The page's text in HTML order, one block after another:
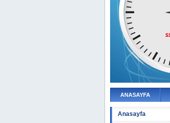
ANASAYFA
Anasayfa